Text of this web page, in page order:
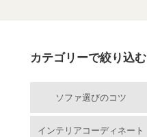
カテゴリーで絞り込む
ソファ選びのコツ
インテリアコーディネート